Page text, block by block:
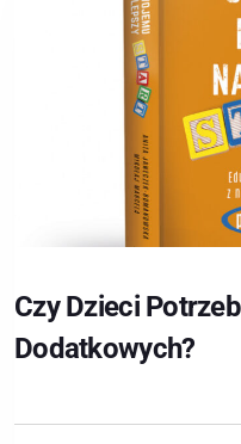
Czy Dzieci
Dodatkowych?